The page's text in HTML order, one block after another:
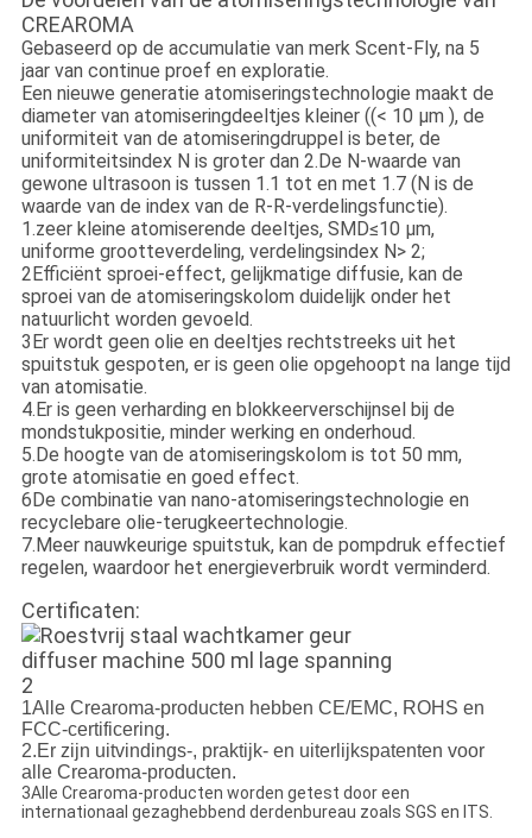
CREAROMA
Gebaseerd op de accumulatie van merk Scent-Fly, na 5
jaar van continue proef en exploratie.
Een nieuwe generatie atomiseringstechnologie maakt de
diameter van atomiseringdeeltjes kleiner ((< 10 μm ), de
uniformiteit van de atomiseringdruppel is beter, de
uniformiteitsindex N is groter dan 2.De N-waarde van
gewone ultrasoon is tussen 1.1 tot en met 1.7 (N is de
waarde van de index van de R-R-verdelingsfunctie).
1.zeer kleine atomiserende deeltjes, SMD≤10 μm,
uniforme grootteverdeling, verdelingsindex N> 2;
2Efficiënt sproei-effect, gelijkmatige diffusie, kan de
sproei van de atomiseringskolom duidelijk onder het
natuurlicht worden gevoeld.
3Er wordt geen olie en deeltjes rechtstreeks uit het
spuitstuk gespoten, er is geen olie opgehoopt na lange tijd
van atomisatie.
4.Er is geen verharding en blokkeerverschijnsel bij de
mondstukpositie, minder werking en onderhoud.
5.De hoogte van de atomiseringskolom is tot 50 mm,
grote atomisatie en goed effect.
6De combinatie van nano-atomiseringstechnologie en
recyclebare olie-terugkeertechnologie.
7.Meer nauwkeurige spuitstuk, kan de pompdruk effectief
regelen, waardoor het energieverbruik wordt verminderd.
Certificaten:
1Alle Crearoma-producten hebben CE/EMC, ROHS en
FCC-certificering.
2.Er zijn uitvindings-, praktijk- en uiterlijkspatenten voor
alle Crearoma-producten.
3Alle Crearoma-producten worden getest door een
internationaal gezaghebbend derdenbureau zoals SGS en ITS.